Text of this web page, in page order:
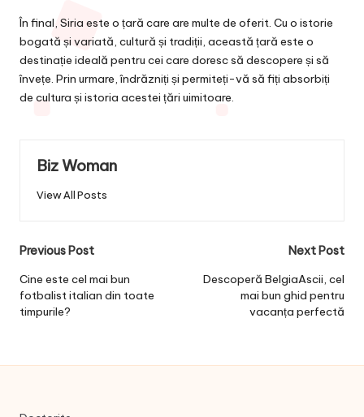
În final, Siria este o țară care are multe de oferit. Cu o istorie
bogată și variată, cultură și tradiții, această țară este o
destinație ideală pentru cei care doresc să descopere și să
învețe. Prin urmare, îndrăzniți și permiteți-vă să fiți absorbiți
de cultura și istoria acestei țări uimitoare.
Biz Woman
View All Posts
Post
navigation
Previous Post
Cine este cel mai bun
fotbalist italian din toate
timpurile?
Next Post
Descoperă BelgiaAscii, cel
mai bun ghid pentru
vacanța perfectă